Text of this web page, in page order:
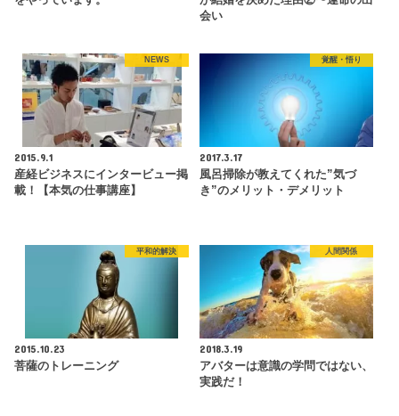
会い
NEWS
2015.9.1
産経ビジネスにインタービュー掲
載！【本気の仕事講座】
覚醒・悟り
2017.3.17
風呂掃除が教えてくれた”気づ
き”のメリット・デメリット
平和的解決
2015.10.23
菩薩のトレーニング
人間関係
2018.3.19
アバターは意識の学問ではない、
実践だ！